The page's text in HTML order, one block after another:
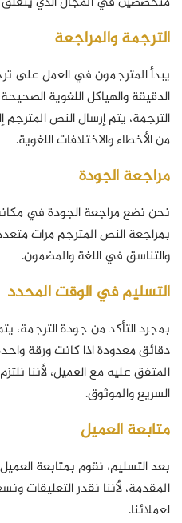
الترجمة والمراجعة
يبدأ المترجمون في العمل على
الدقيقة والهياكل اللغوية
الترجمة، يتم إرسال النص
من الأخطاء والاختلافات اللغوية.
مراجعة الجودة
نحن نضع مراجعة الجودة في
بمراجعة النص المترجم مرات
والتناسق في اللغة والمضمون.
التسليم في الوقت المحدد
بمجرد التأكد من جودة الترجمة،
دقائق معدودة اذا كانت ورقة
المتفق عليه مع العميل، لأننا
السريع والموثوق.
متابعة العميل
بعد التسليم، نقوم بمتابعة
المقدمة، لأننا نقدر التعليقات
لعملائنا.